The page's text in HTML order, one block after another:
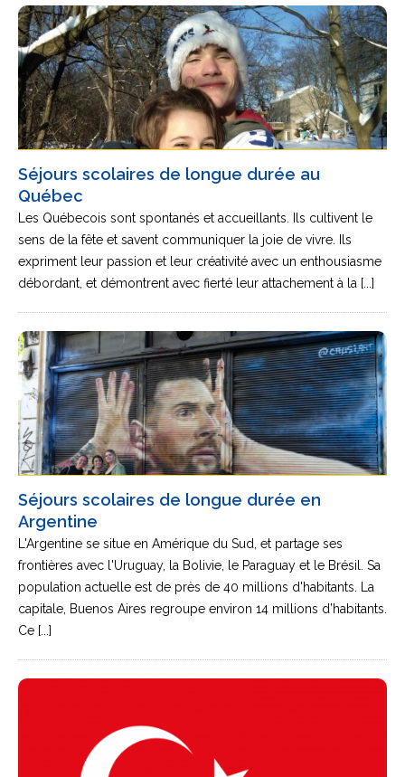
Séjours scolaires de longue durée au
Québec
Les Québecois sont spontanés et accueillants. Ils cultivent le
sens de la fête et savent communiquer la joie de vivre. Ils
expriment leur passion et leur créativité avec un enthousiasme
débordant, et démontrent avec fierté leur attachement à la [...]
Séjours scolaires de longue durée en
Argentine
L'Argentine se situe en Amérique du Sud, et partage ses
frontières avec l'Uruguay, la Bolivie, le Paraguay et le Brésil. Sa
population actuelle est de près de 40 millions d'habitants. La
capitale, Buenos Aires regroupe environ 14 millions d’habitants.
Ce [...]